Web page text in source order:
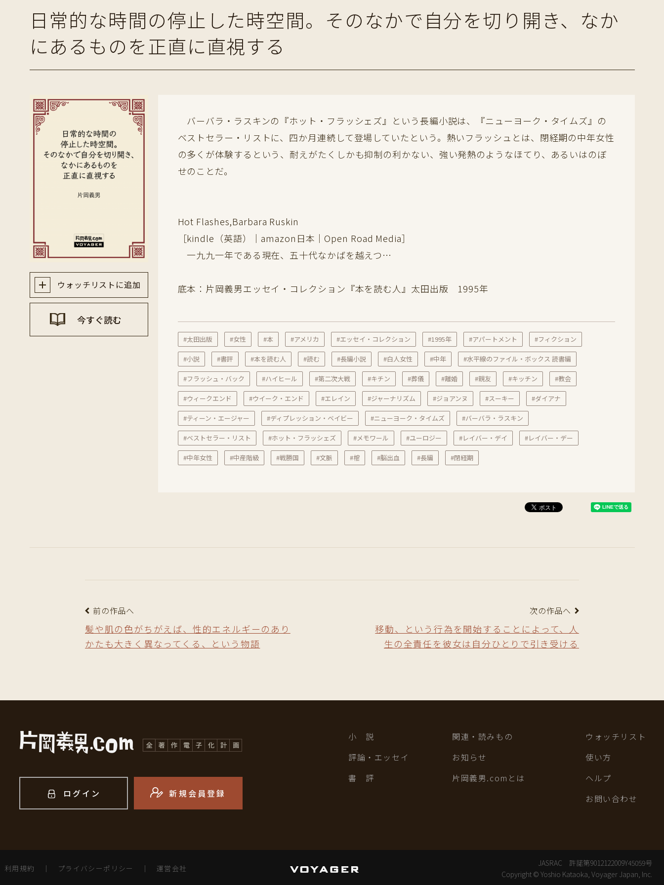
日常的な時間の停止した時空間。そのなかで自分を切り開き、なか
にあるものを正直に直視する
ウォッチリストに追加
今すぐ読む
バーバラ・ラスキンの『ホット・フラッシェズ』という長編小説は、『ニューヨーク・タイムズ』の
ベストセラー・リストに、四か月連続して登場していたという。熱いフラッシュとは、閉経期の中年女性
の多くが体験するという、耐えがたくしかも抑制の利かない、強い発熱のようなほてり、あるいはのぼ
せのことだ。
Hot Flashes,Barbara Ruskin
［kindle（英語）｜amazon日本｜Open Road Media］
一九九一年である現在、五十代なかばを越えつ…
底本：片岡義男エッセイ・コレクション『本を読む人』太田出版 1995年
#太田出版 #女性 #本 #アメリカ #エッセイ・コレクション #1995年 #アパートメント #フィクション
#小説 #書評 #本を読む人 #読む #長編小説 #白人女性 #中年 #水平線のファイル・ボックス 読書編
#フラッシュ・バック #ハイヒール #第二次大戦 #キチン #葬儀 #離婚 #親友 #キッチン #教会
#ウィークエンド #ウイーク・エンド #エレイン #ジャーナリズム #ジョアンヌ #スーキー #ダイアナ
#ティーン・エージャー #ディプレッション・ベイビー #ニューヨーク・タイムズ #バーバラ・ラスキン
#ベストセラー・リスト #ホット・フラッシェズ #メモワール #ユーロジー #レイバー・デイ #レイバー・デー
#中年女性 #中産階級 #戦勝国 #文脈 #棺 #脳出血 #長編 #閉経期
前の作品へ
髪や肌の色がちがえば、性的エネルギーのあり
かたも大きく異なってくる、という物語
次の作品へ
移動、という行為を開始することによって、人
生の全責任を彼女は自分ひとりで引き受ける
ログイン 新規会員登録
小 説
評論・エッセイ
書 評
関連・読みもの
お知らせ
片岡義男.comとは
ウォッチリスト
使い方
ヘルプ
お問い合わせ
利用規約 ｜ プライバシーポリシー ｜運営会社
JASRAC 許諾第9012122009Y45059号
Copyright © Yoshio Kataoka, Voyager Japan, Inc.